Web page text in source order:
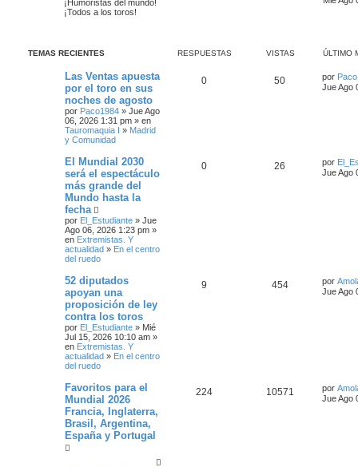
¡Humoristas del mundo!
¡Todos a los toros!
TEMAS RECIENTES RESPUESTAS VISTAS ÚLTIMO
Las Ventas apuesta
por el toro en sus
noches de agosto
por Paco1984 » Jue Ago
06, 2026 1:31 pm » en
Tauromaquia I » Madrid
y Comunidad
0 50 por
Jue Ago
El Mundial 2030
será el espectáculo
más grande del
Mundo hasta la
fecha
por El_Estudiante » Jue
Ago 06, 2026 1:23 pm »
en Extremistas. Y
actualidad » En el centro
del ruedo
0 26 por
Jue Ago
52 diputados
apoyan una
proposición de ley
contra los toros
por El_Estudiante » Mié
Jul 15, 2026 10:10 am »
en Extremistas. Y
actualidad » En el centro
del ruedo
9 454 por
Jue Ago
Favoritos para el
Mundial 2026
Francia, Inglaterra,
Brasil, Argentina,
España y Portugal
224 10571 por
Jue Ago